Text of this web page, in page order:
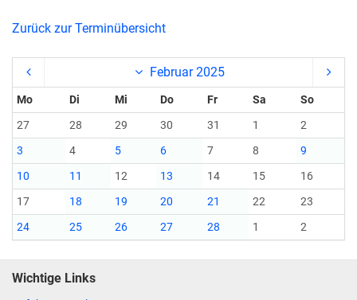
Zurück zur Terminübersicht
Februar 2025
Mo Di Mi Do Fr Sa
So
27
28 29 30 31 1
2
3
4 5 6 7 8
9
10
11 12 13 14 15
16
17
18 19 20 21 22
23
24
25 26 27 28 1 2
Wichtige Links